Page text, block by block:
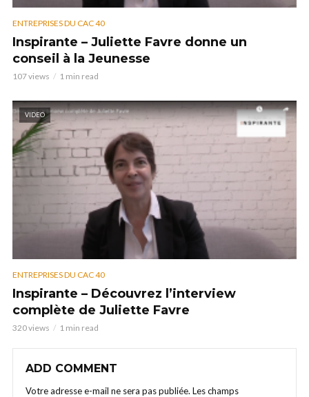
ENTREPRISES DU CAC 40
Inspirante – Juliette Favre donne un
conseil à la Jeunesse
107 views 1 min read
VIDEO
ENTREPRISES DU CAC 40
Inspirante – Découvrez l’interview
complète de Juliette Favre
320 views 1 min read
ADD COMMENT
Votre adresse e-mail ne sera pas publiée. Les champs